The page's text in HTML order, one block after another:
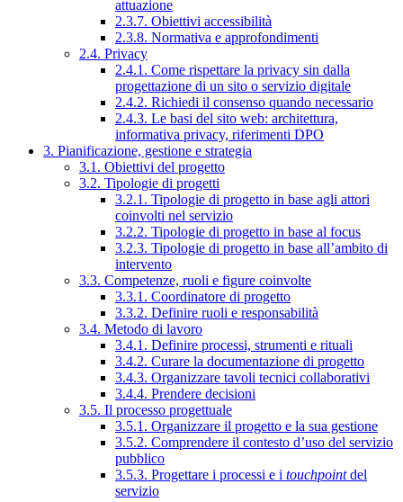
attuazione
2.3.7. Obiettivi accessibilità
2.3.8. Normativa e approfondimenti
2.4. Privacy
2.4.1. Come rispettare la privacy sin dalla
progettazione di un sito o servizio digitale
2.4.2. Richiedi il consenso quando necessario
2.4.3. Le basi del sito web: architettura,
informativa privacy, riferimenti DPO
3. Pianificazione, gestione e strategia
3.1. Obiettivi del progetto
3.2. Tipologie di progetti
3.2.1. Tipologie di progetto in base agli attori
coinvolti nel servizio
3.2.2. Tipologie di progetto in base al focus
3.2.3. Tipologie di progetto in base all’ambito di
intervento
3.3. Competenze, ruoli e figure coinvolte
3.3.1. Coordinatore di progetto
3.3.2. Definire ruoli e responsabilità
3.4. Metodo di lavoro
3.4.1. Definire processi, strumenti e rituali
3.4.2. Curare la documentazione di progetto
3.4.3. Organizzare tavoli tecnici collaborativi
3.4.4. Prendere decisioni
3.5. Il processo progettuale
3.5.1. Organizzare il progetto e la sua gestione
3.5.2. Comprendere il contesto d’uso del servizio
pubblico
3.5.3. Progettare i processi e i touchpointdel
servizio